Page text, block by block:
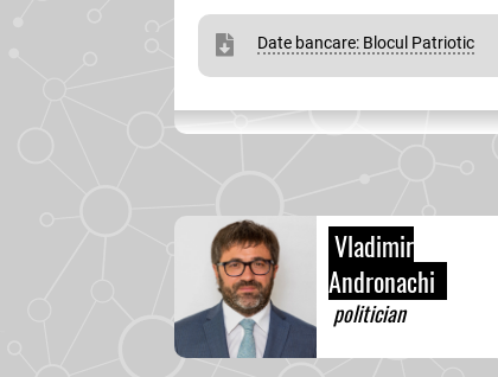
Date bancare: Blocul Patriotic
Vladimir
Andronachi
politician